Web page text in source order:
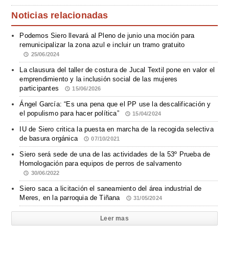
Noticias relacionadas
Podemos Siero llevará al Pleno de junio una moción para
remunicipalizar la zona azul e incluir un tramo gratuito
25/06/2024
La clausura del taller de costura de Jucal Textil pone en valor el
emprendimiento y la inclusión social de las mujeres
participantes
15/06/2026
Ángel García: “Es una pena que el PP use la descalificación y
el populismo para hacer política”
15/04/2024
IU de Siero critica la puesta en marcha de la recogida selectiva
de basura orgánica
07/10/2021
Siero será sede de una de las actividades de la 53º Prueba de
Homologación para equipos de perros de salvamento
30/06/2022
Siero saca a licitación el saneamiento del área industrial de
Meres, en la parroquia de Tiñana
31/05/2024
Leer mas